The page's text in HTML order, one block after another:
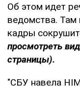
Об этом идет
ведомства. Там
кадры
просмотреть
страницы).
"СБУ навела